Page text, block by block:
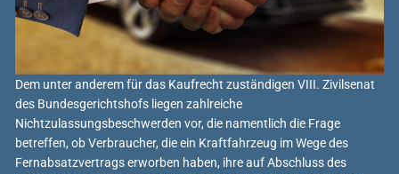
Dem unter anderem für das Kaufrecht zuständigen VIII. Zivilsenat
des Bundesgerichtshofs liegen zahlreiche
Nichtzulassungsbeschwerden vor, die namentlich die Frage
betreffen, ob Verbraucher, die ein Kraftfahrzeug im Wege des
Fernabsatzvertrags erworben haben, ihre auf Abschluss des